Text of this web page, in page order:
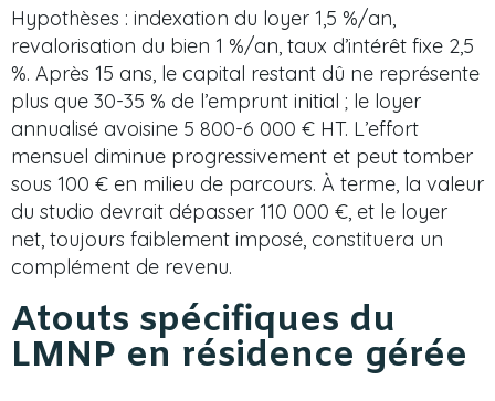
Hypothèses : indexation du loyer 1,5 %/an,
revalorisation du bien 1 %/an, taux d’intérêt fixe 2,5
%. Après 15 ans, le capital restant dû ne représente
plus que 30-35 % de l’emprunt initial ; le loyer
annualisé avoisine 5 800-6 000 € HT. L’effort
mensuel diminue progressivement et peut tomber
sous 100 € en milieu de parcours. À terme, la valeur
du studio devrait dépasser 110 000 €, et le loyer
net, toujours faiblement imposé, constituera un
complément de revenu.
Atouts spécifiques du
LMNP en résidence gérée